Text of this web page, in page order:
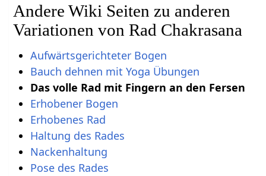
Andere Wiki Seiten zu anderen
Variationen von Rad Chakrasana
Aufwärtsgerichteter Bogen
Bauch dehnen mit Yoga Übungen
Das volle Rad mit Fingern an den Fersen
Erhobener Bogen
Erhobenes Rad
Haltung des Rades
Nackenhaltung
Pose des Rades